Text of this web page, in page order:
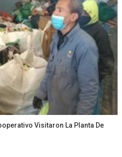
Visitaron La Planta De